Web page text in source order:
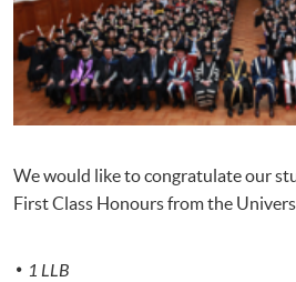
We would like to congratulate our
First Class Honours from the
1 LLB